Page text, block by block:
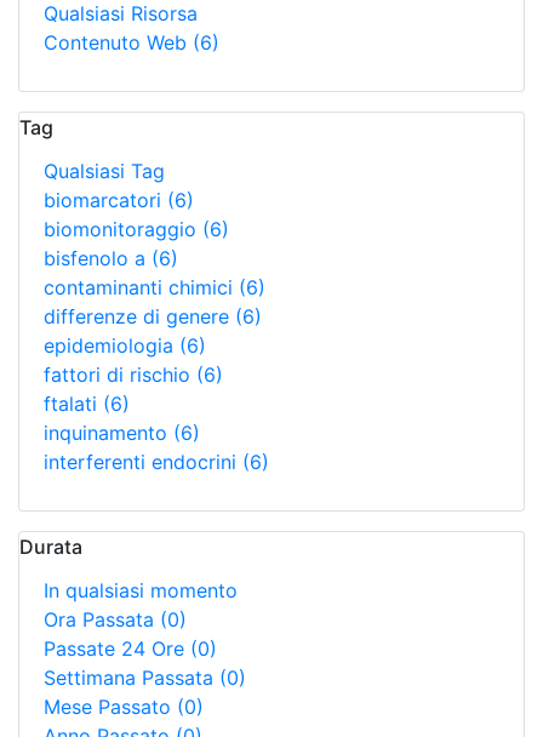
Qualsiasi Risorsa
Contenuto Web (6)
Tag
Qualsiasi Tag
biomarcatori (6)
biomonitoraggio (6)
bisfenolo a (6)
contaminanti chimici (6)
differenze di genere (6)
epidemiologia (6)
fattori di rischio (6)
ftalati (6)
inquinamento (6)
interferenti endocrini (6)
Durata
In qualsiasi momento
Ora Passata (0)
Passate 24 Ore (0)
Settimana Passata (0)
Mese Passato (0)